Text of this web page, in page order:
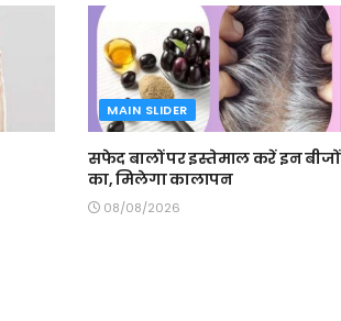
MAIN SLIDER
सफेद बालों पर इस्तेमाल करें इन बीजों
का, मिलेगा कालापन
08/08/2026